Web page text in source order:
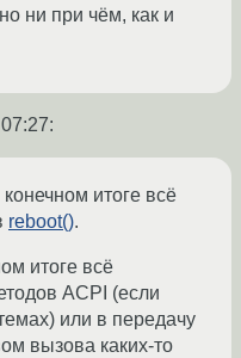
ни при чём, как и
:
итоге всё
reboot().
итоге всё
ACPI (если
или в передачу
вызова каких-то